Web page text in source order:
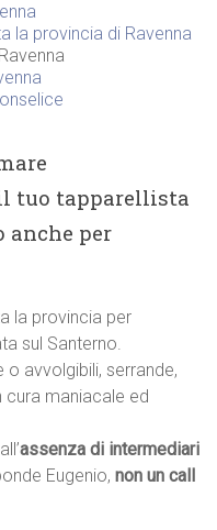
la provincia di Ravenna
tuo tapparellista
anche per
la provincia per
sul Santerno.
o avvolgibili, serrande,
maniacale ed
assenza di intermediari
Eugenio,non un call